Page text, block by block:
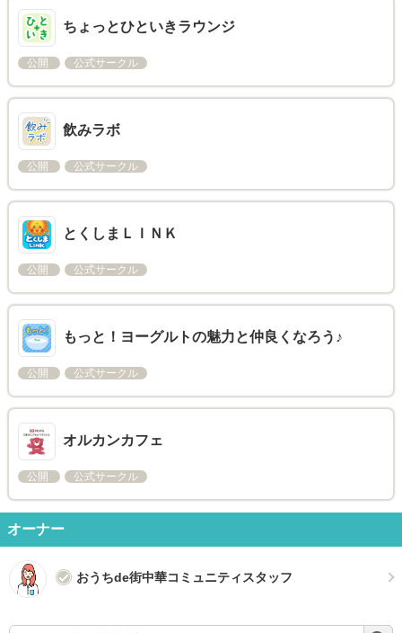
ちょっとひといきラウンジ
公開 公式サークル
飲みラボ
公開 公式サークル
とくしまＬＩＮＫ
公開 公式サークル
もっと！ヨーグルトの魅力と仲良くなろう♪
公開 公式サークル
オルカンカフェ
公開 公式サークル
オーナー
おうちde街中華コミュニティスタッフ